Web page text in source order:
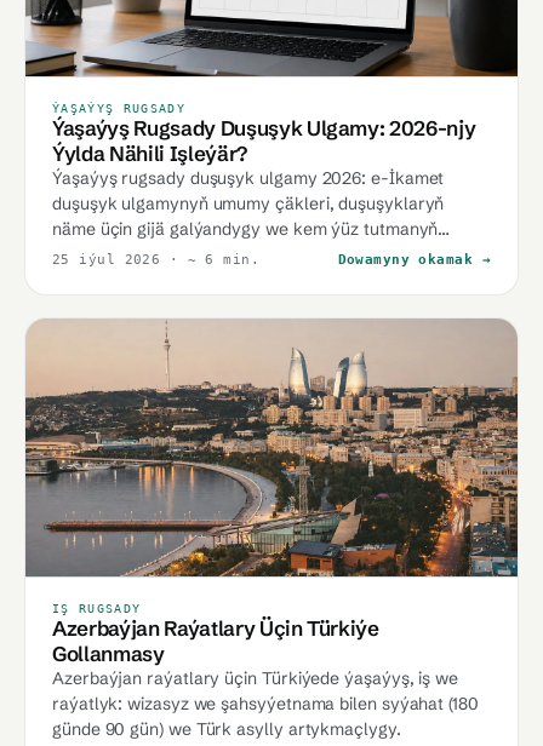
ÝAŞAÝYŞ RUGSADY
Ýaşaýyş Rugsady Duşuşyk Ulgamy: 2026-njy
Ýylda Nähili Işleýär?
Ýaşaýyş rugsady duşuşyk ulgamy 2026: e-İkamet
duşuşyk ulgamynyň umumy çäkleri, duşuşyklaryň
näme üçin gijä galýandygy we kem ýüz tutmanyň
bahasy.
25 iýul 2026 · ~ 6 min. Dowamyny okamak →
IŞ RUGSADY
Azerbaýjan Raýatlary Üçin Türkiýe
Gollanmasy
Azerbaýjan raýatlary üçin Türkiýede ýaşaýyş, iş we
raýatlyk: wizasyz we şahsyýetnama bilen syýahat (180
günde 90 gün) we Türk asylly artykmaçlygy.